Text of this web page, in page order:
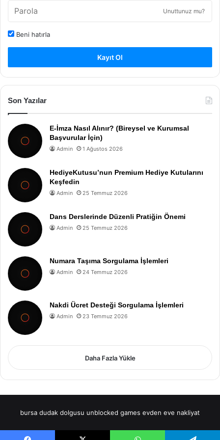
Unuttunuz mu?
Beni hatırla
Kayıt Ol
Son Yazılar
E-İmza Nasıl Alınır? (Bireysel ve Kurumsal
Başvurular İçin)
Admin 1 Ağustos 2026
HediyeKutusu’nun Premium Hediye Kutularını
Keşfedin
Admin 25 Temmuz 2026
Dans Derslerinde Düzenli Pratiğin Önemi
Admin 25 Temmuz 2026
Numara Taşıma Sorgulama İşlemleri
Admin 24 Temmuz 2026
Nakdi Ücret Desteği Sorgulama İşlemleri
Admin 23 Temmuz 2026
Daha Fazla Yükle
bursa dudak dolgusu unblocked games evden eve nakliyat